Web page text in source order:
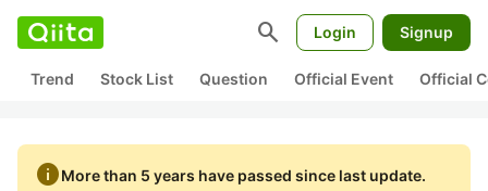
search Login Signup
Trend Stock List Question Official Event Official
infoMore than 5 years have passed since last update.